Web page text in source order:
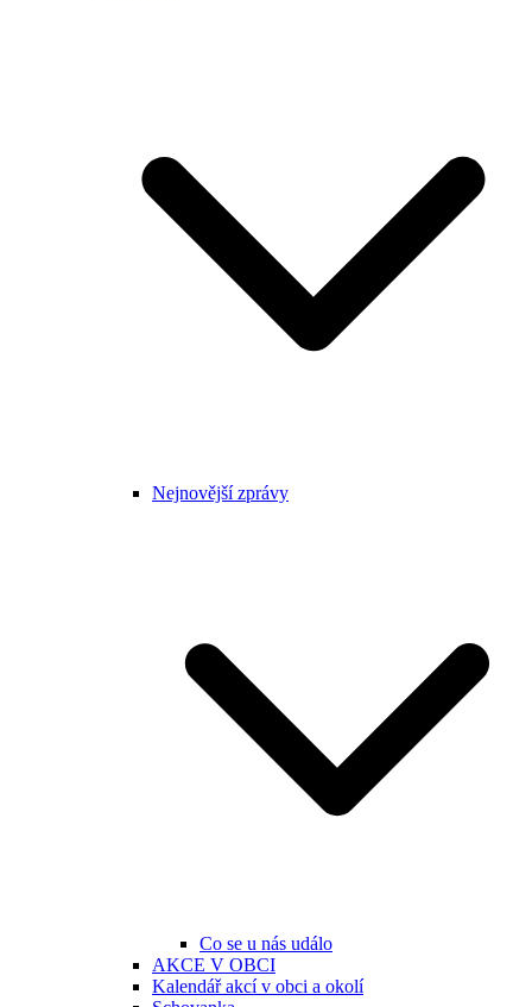
Nejnovější zprávy
Co se u nás událo
AKCE V OBCI
Kalendář akcí v obci a okolí